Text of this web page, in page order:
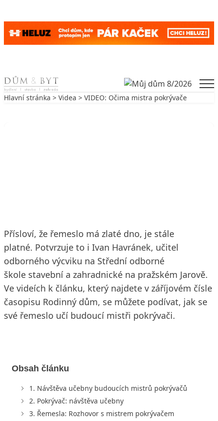
Skip to content
Hlavní stránka > Videa > VIDEO: Očima mistra pokrývače
Přísloví, že řemeslo má zlaté dno, je stále
platné. Potvrzuje to i Ivan Havránek, učitel
odborného výcviku na Střední odborné
škole stavební a zahradnické na pražském Jarově.
Ve videích k článku, který najdete v záříjovém čísle
časopisu Rodinný dům, se můžete podívat, jak se
své řemeslo učí budoucí mistři pokrývači.
Obsah článku
1. Návštěva učebny budoucích mistrů pokrývačů
2. Pokrývač: návštěva učebny
3. Řemesla: Rozhovor s mistrem pokrývačem